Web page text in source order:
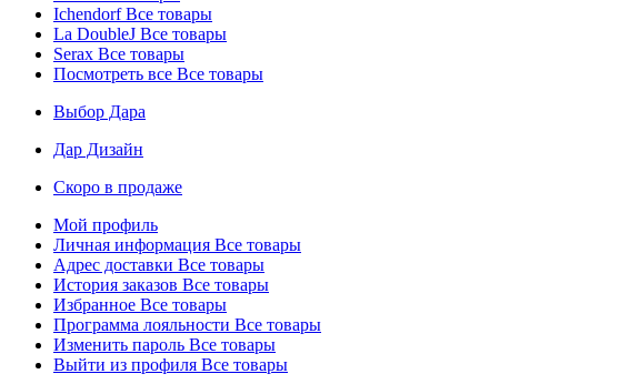
IchendorfВсе товары
La DoubleJ Все товары
Serax Все товары
Посмотреть все Все товары
Выбор Дара
Дар Дизайн
Скоро в продаже
Мой профиль
Личная информация Все товары
Адрес доставки Все товары
История заказов Все товары
Избранное Все товары
Программа лояльности Все товары
Изменить пароль Все товары
Выйти из профиля Все товары